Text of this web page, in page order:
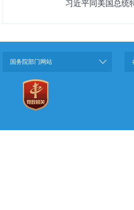
习近平同美国总统
国务院部门网站